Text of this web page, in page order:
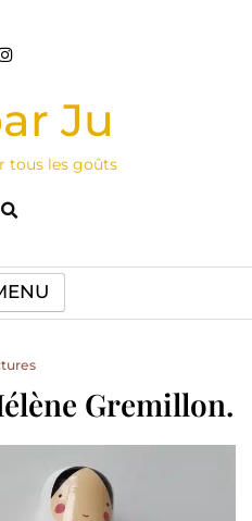
Ju
tous les goûts
Gremillon.